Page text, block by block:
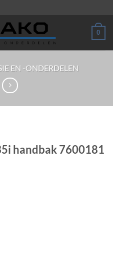
0
EN -ONDERDELEN
handbak 7600181